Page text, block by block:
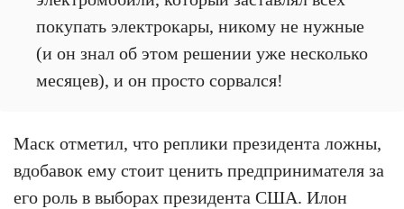
покупать электрокары, никому не нужные
(и он знал об этом решении уже несколько
месяцев), и он просто сорвался!
Маск отметил, что реплики президента ложны,
вдобавок ему стоит ценить предпринимателя за
его роль в выборах президента США. Илон